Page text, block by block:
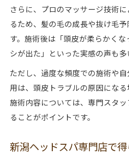
さらに、プロのマッサージ技術
るため、髪の毛の成長や抜け毛
す。施術後は「頭皮が柔らかく
シが出た」といった実感の声も多
ただし、過度な頻度での施術や
用は、頭皮トラブルの原因にな
施術内容については、専門スタ
ることがポイントです。
新潟ヘッドスパ専門店で